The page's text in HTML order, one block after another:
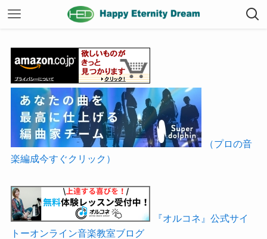
（プロの音
楽編成今すぐクリック）
『オルコネ』公式サイ
トーオンライン音楽教室ブログ